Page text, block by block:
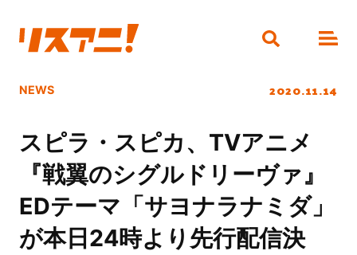
NEWS 2020.11.14
スピラ・スピカ、TVアニメ
『戦翼のシグルドリーヴァ』
EDテーマ「サヨナラナミダ」
が本日24時より先行配信決